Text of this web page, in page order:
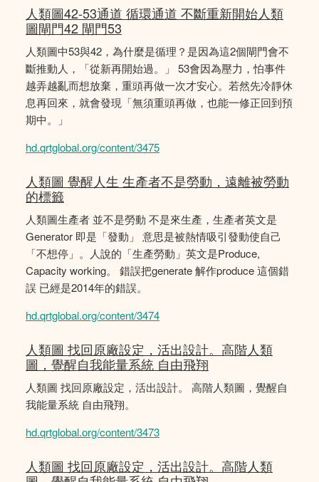
人類圖42-53通道 循環通道 不斷重新開始人類
圖閘門42 閘門53
人類圖中53與42，為什麼是循理？是因為這2個閘門會不
斷推動人，「從新再開始過。」 53會因為壓力，怕事件
越弄越亂而想放棄，重頭再做一次才安心。若然先冷靜休
息再回來，就會發現「無須重頭再做，也能一修正回到預
期中。」
hd.qrtglobal.org/content/3475
人類圖 覺醒人生 生產者不是勞動，遠離被勞動
的標籤
人類圖生產者 並不是勞動 不是來生產，生產者英文是
Generator 即是「發動」 意思是被熱情吸引發動使自己
「不想停」。人說的「生產勞動」英文是Produce,
Capacity working。 錯誤把generate 解作produce 這個錯
誤 已經是2014年的錯誤。
hd.qrtglobal.org/content/3474
人類圖 找回原廠設定，活出設計。高階人類
圖，覺醒自我能量系統 自由飛翔
人類圖 找回原廠設定，活出設計。 高階人類圖，覺醒自
我能量系統 自由飛翔。
hd.qrtglobal.org/content/3473
人類圖 找回原廠設定，活出設計。高階人類